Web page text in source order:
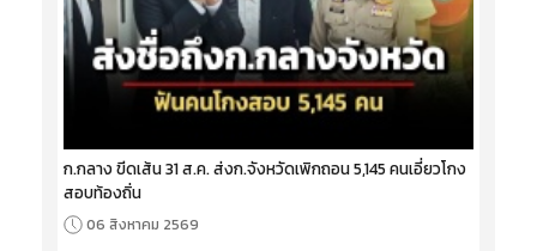
ก.กลาง ขีดเส้น 31 ส.ค. ส่งก.จังหวัดเพิกถอน 5,145 คนเอี่ยวโกง
สอบท้องถิ่น
06 สิงหาคม 2569